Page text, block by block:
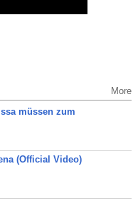
More
müssen zum
(Official Video)